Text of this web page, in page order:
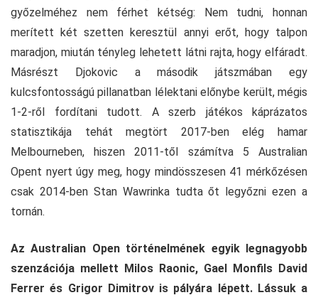
győzelméhez nem férhet kétség: Nem tudni, honnan
merített két szetten keresztül annyi erőt, hogy talpon
maradjon, miután tényleg lehetett látni rajta, hogy elfáradt.
Másrészt Djokovic a második játszmában egy
kulcsfontosságú pillanatban lélektani előnybe került, mégis
1-2-ről fordítani tudott. A szerb játékos káprázatos
statisztikája tehát megtört 2017-ben elég hamar
Melbourneben, hiszen 2011-től számítva 5 Australian
Opent nyert úgy meg, hogy mindösszesen 41 mérkőzésen
csak 2014-ben Stan Wawrinka tudta őt legyőzni ezen a
tornán.
Az Australian Open történelmének egyik legnagyobb
szenzációja mellett Milos Raonic, Gael Monfils David
Ferrer és Grigor Dimitrov is pályára lépett. Lássuk a